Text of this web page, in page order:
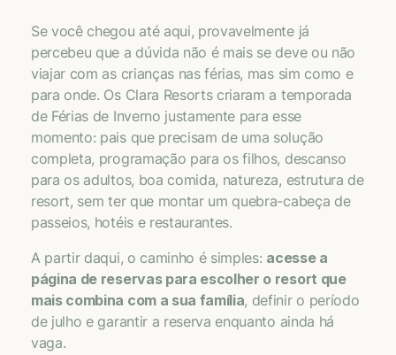
Se você chegou até aqui, provavelmente já
percebeu que a dúvida não é mais se deve ou não
viajar com as crianças nas férias, mas sim como e
para onde. Os Clara Resorts criaram a temporada
de Férias de Inverno justamente para esse
momento: pais que precisam de uma solução
completa, programação para os filhos, descanso
para os adultos, boa comida, natureza, estrutura de
resort, sem ter que montar um quebra-cabeça de
passeios, hotéis e restaurantes.
A partir daqui, o caminho é simples: acesse a
página de reservas para escolher o resort que
mais combina com a sua família, definir o período
de julho e garantir a reserva enquanto ainda há
vaga.